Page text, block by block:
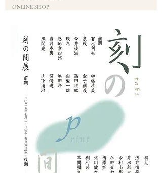
ONLINE SHOP
​前期
後期